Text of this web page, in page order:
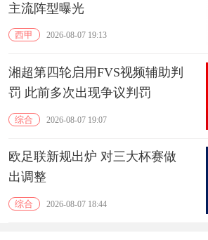
主流阵型曝光
西甲 2026-08-07 19:13
湘超第四轮启用FVS视频辅助判
罚 此前多次出现争议判罚
综合 2026-08-07 19:07
欧足联新规出炉 对三大杯赛做
出调整
综合 2026-08-07 18:44